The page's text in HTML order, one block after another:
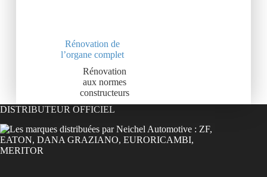
Rénovation de
l’organe complet
Rénovation
aux normes
constructeurs
DISTRIBUTEUR OFFICIEL